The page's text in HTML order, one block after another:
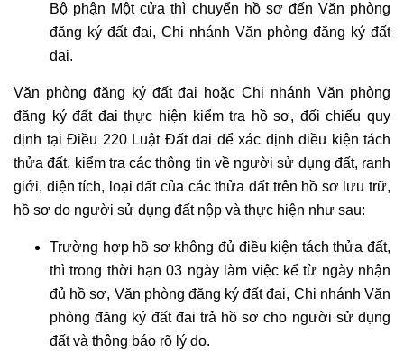
Bộ phận Một cửa thì chuyển hồ sơ đến Văn phòng
đăng ký đất đai, Chi nhánh Văn phòng đăng ký đất
đai.
Văn phòng đăng ký đất đai hoặc Chi nhánh Văn phòng
đăng ký đất đai thực hiện kiểm tra hồ sơ, đối chiếu quy
định tại Điều 220 Luật Đất đai để xác định điều kiện tách
thửa đất, kiểm tra các thông tin về người sử dụng đất, ranh
giới, diện tích, loại đất của các thửa đất trên hồ sơ lưu trữ,
hồ sơ do người sử dụng đất nộp và thực hiện như sau:
Trường hợp hồ sơ không đủ điều kiện tách thửa đất,
thì trong thời hạn 03 ngày làm việc kể từ ngày nhận
đủ hồ sơ, Văn phòng đăng ký đất đai, Chi nhánh Văn
phòng đăng ký đất đai trả hồ sơ cho người sử dụng
đất và thông báo rõ lý do.